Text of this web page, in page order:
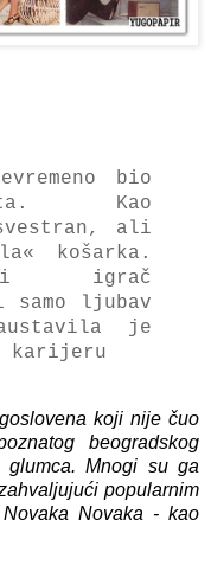
bio
Kao
ali
košarka.
igrač
samo ljubav
je
karijeru
koji nije čuo
beogradskog
glumca. Mnogi su ga
popularnim
Novaka - kao